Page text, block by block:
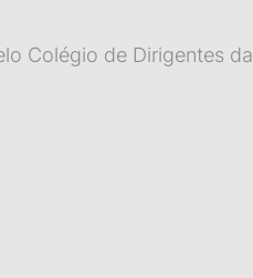
Colégio de Dirigentes da